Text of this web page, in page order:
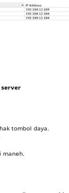
tombol daya.
maneh.